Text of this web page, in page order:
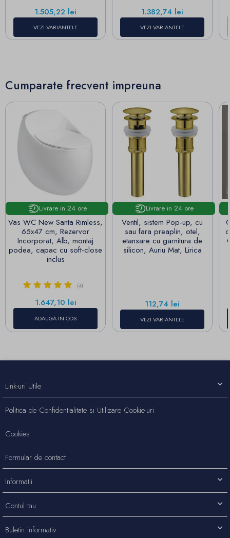
Pret
1.505,22 lei
VEZI VARIANTELE
Pret
1.382,74 lei
VEZI VARIANTELE
Cumparate frecvent impreuna
Livrare in 24 ore
Vas WC New Santa Rimless,
65x47 cm, Rezervor
Incorporat, Alb, montaj
podea, capac cu soft-close
inclus
(4)
Pret
1.647,10 lei
ADAUGA IN COS
Livrare in 24 ore
Ventil, sistem Pop-up, cu
sau fara preaplin, otel,
etansare cu garnitura de
silicon, Auriu Mat, Lirica
Pret
112,74 lei
VEZI VARIANTELE
Link-uri Utile
Politica de Confidentialitate si Utilizare Cookie-uri
Cookies
Formular de contact
Informatii
Contul tau
Buletin informativ